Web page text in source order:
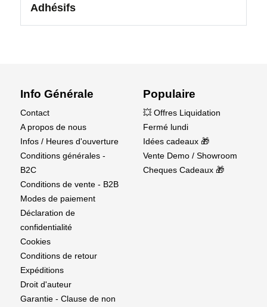
Adhésifs
Info Générale
Contact
A propos de nous
Infos / Heures d'ouverture
Conditions générales -
B2C
Conditions de vente - B2B
Modes de paiement
Déclaration de
confidentialité
Cookies
Conditions de retour
Expéditions
Droit d'auteur
Garantie - Clause de non
Populaire
💥 Offres Liquidation
Fermé lundi
Idées cadeaux 🎁
Vente Demo / Showroom
Cheques Cadeaux 🎁